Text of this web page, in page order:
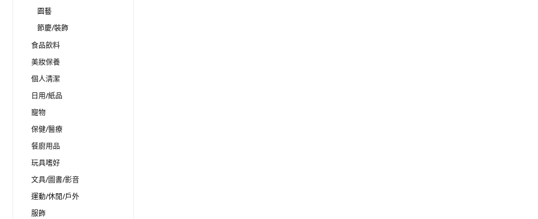
園藝
節慶/裝飾
食品飲料
美妝保養
個人清潔
日用/紙品
寵物
保健/醫療
餐廚用品
玩具嗜好
文具/圖書/影音
運動/休閒/戶外
服飾